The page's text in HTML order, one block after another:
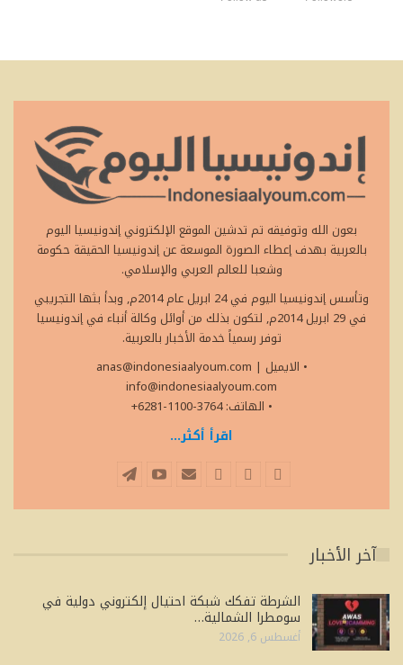
بعون الله وتوفيقه تم تدشين الموقع الإلكتروني إندونيسيا اليوم
بالعربية بهدف إعطاء الصورة الموسعة عن إندونيسيا الحقيقة حكومة
وشعبا للعالم العربي والإسلامي.
وتأسس إندونيسيا اليوم في 24 ابريل عام 2014م, وبدأ بثها التجريبي
في 29 ابريل 2014م, لتكون بذلك من أوائل وكالة أنباء في إندونيسيا
توفر رسمياً خدمة الأخبار بالعربية.
• الايميل
anas@indonesiaalyoum.com |
info@indonesiaalyoum.com
• الهاتف: 3764-1100-6281+
اقرأ أكثر...
آخر الأخبار
الشرطة تفكك شبكة احتيال إلكتروني دولية في
سومطرا الشمالية…
أغسطس 6, 2026